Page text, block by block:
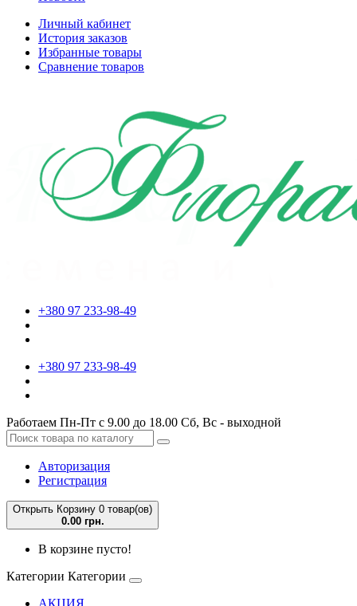
Личный кабинет
История заказов
Избранные товары
Сравнение товаров
+380 97 233-98-49
+380 97 233-98-49
Работаем Пн-Пт с 9.00 до 18.00 Сб, Вс - выходной
Авторизация
Регистрация
Открыть Корзину 0 товар(ов)
0.00 грн.
В корзине пусто!
Категории Категории
АКЦИЯ